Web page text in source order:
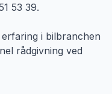
53 39.
i bilbranchen
rådgivning ved